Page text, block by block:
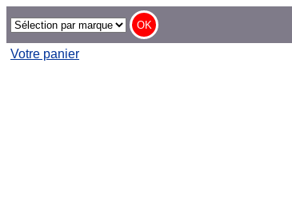
Votre panier